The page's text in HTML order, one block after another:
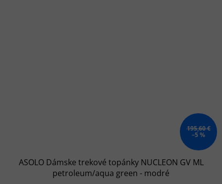
195,60 €
–5 %
ASOLO Dámske trekové topánky NUCLEON GV ML
petroleum/aqua green - modré